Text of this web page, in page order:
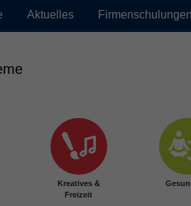
Aktuelles Firmenschulungen
Kreatives &
Freizeit